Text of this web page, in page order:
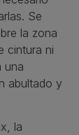
Se
la zona
cintura ni
una
abultado y
la